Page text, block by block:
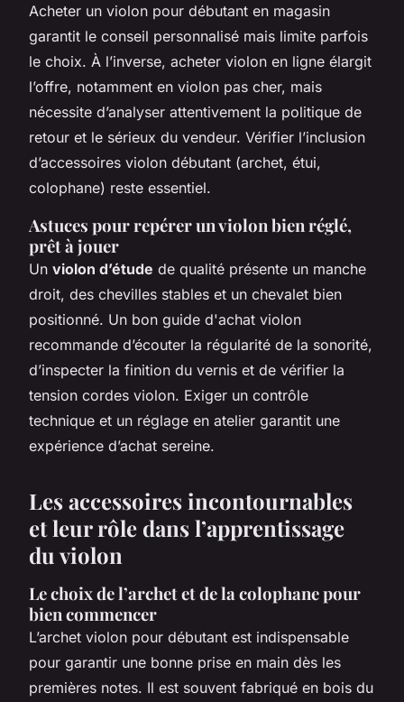
Acheter un violon pour débutant en magasin
garantit le conseil personnalisé mais limite parfois
le choix. À l’inverse, acheter violon en ligne élargit
l’offre, notamment en violon pas cher, mais
nécessite d’analyser attentivement la politique de
retour et le sérieux du vendeur. Vérifier l’inclusion
d’accessoires violon débutant (archet, étui,
colophane) reste essentiel.
Astuces pour repérer un violon bien réglé,
prêt à jouer
Un violon d’étude de qualité présente un manche
droit, des chevilles stables et un chevalet bien
positionné. Un bon guide d'achat violon
recommande d’écouter la régularité de la sonorité,
d’inspecter la finition du vernis et de vérifier la
tension cordes violon. Exiger un contrôle
technique et un réglage en atelier garantit une
expérience d’achat sereine.
Les accessoires incontournables
et leur rôle dans l’apprentissage
du violon
Le choix de l’archet et de la colophane pour
bien commencer
L’archet violon pour débutant est indispensable
pour garantir une bonne prise en main dès les
premières notes. Il est souvent fabriqué en bois du